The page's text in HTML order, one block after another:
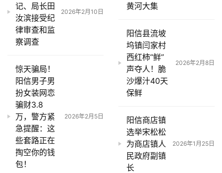
记、局长田
汝滨接受纪
律审查和监
察调查
2026年2月10日
惊天骗局！
阳信男子男
扮女装网恋
骗财3.8
万，警方紧
急提醒：这
些套路正在
掏空你的钱
包！
2026年2月5日
黄河大集
阳信县流坡
坞镇闫家村
西红柿“鲜”
声夺人！脆
沙爆汁40天
保鲜
2026年2月8日
阳信商店镇
选举宋松松
为商店镇人
民政府副镇
长
2026年1月25日